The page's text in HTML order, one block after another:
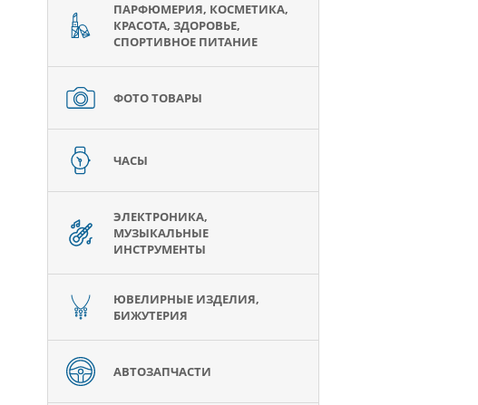
ПАРФЮМЕРИЯ, КОСМЕТИКА,
КРАСОТА, ЗДОРОВЬЕ,
СПОРТИВНОЕ ПИТАНИЕ
ФОТО ТОВАРЫ
ЧАСЫ
ЭЛЕКТРОНИКА,
МУЗЫКАЛЬНЫЕ
ИНСТРУМЕНТЫ
ЮВЕЛИРНЫЕ ИЗДЕЛИЯ,
БИЖУТЕРИЯ
АВТОЗАПЧАСТИ